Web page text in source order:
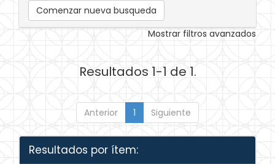
Comenzar nueva busqueda
Mostrar filtros avanzados
Resultados 1-1 de 1.
Anterior 1 Siguiente
Resultados por ítem: